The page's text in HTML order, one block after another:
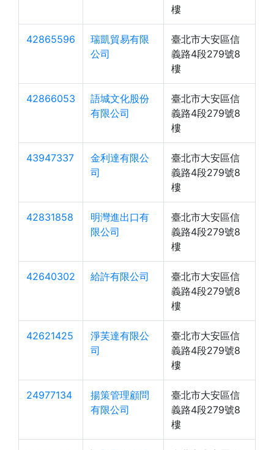
樓
42865596
瑞凱貿易有限
公司
臺北市大安區信
義路4段279號8
樓
42866053
語城文化股份
有限公司
臺北市大安區信
義路4段279號8
樓
43947337
金利達有限公
司
臺北市大安區信
義路4段279號8
樓
42831858
明灣進出口有
限公司
臺北市大安區信
義路4段279號8
樓
42640302 給許有限公司
臺北市大安區信
義路4段279號8
樓
42621425
淨芙達有限公
司
臺北市大安區信
義路4段279號8
樓
24977134
揚策管理顧問
有限公司
臺北市大安區信
義路4段279號8
樓